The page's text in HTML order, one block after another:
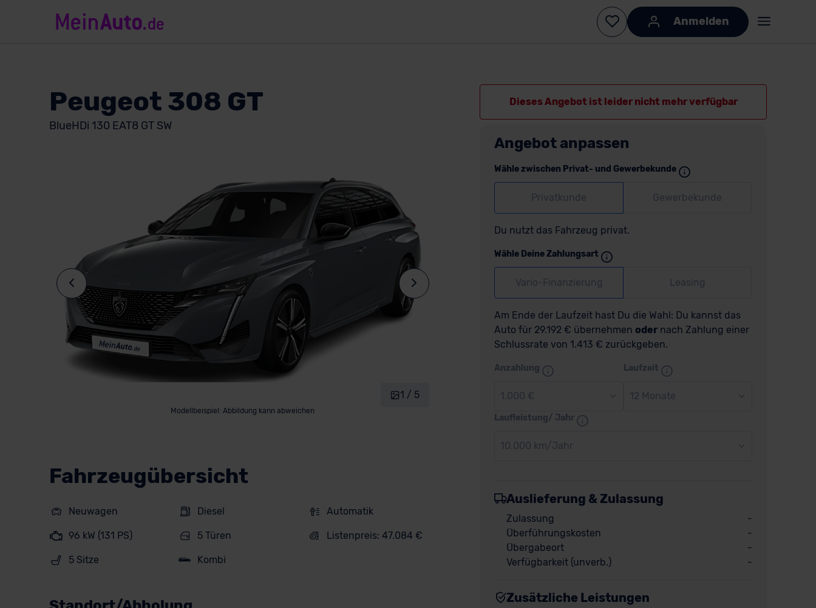
Anmelden
Peugeot 308 GT
BlueHDi 130 EAT8 GT SW
Modellbeispiel: Abbildung kann abweichen
1 / 5
Fahrzeugübersicht
Neuwagen Diesel Automatik
96 kW (131 PS) 5 Türen Listenpreis: 47.084 €
5 Sitze Kombi
Dieses Angebot ist leider nicht mehr verfügbar
Angebot anpassen
Wähle zwischen Privat- und Gewerbekunde
Privatkunde Gewerbekunde
Du nutzt das Fahrzeug privat.
Wähle Deine Zahlungsart
Vario-Finanzierung Leasing
Am Ende der Laufzeit hast Du die Wahl: Du kannst das
Auto für 29.192 € übernehmen oder nach Zahlung einer
Schlussrate von 1.413 € zurückgeben.
Anzahlung
1.000 €
Laufzeit
12 Monate
Laufleistung/ Jahr
10.000 km/Jahr
Auslieferung & Zulassung
Zulassung
-
Überführungskosten
-
Übergabeort
-
Verfügbarkeit (unverb.)
-
Zusätzliche Leistungen